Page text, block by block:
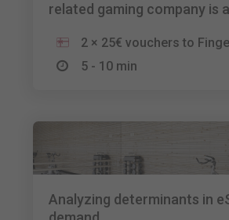
related gaming company is
2 × 25€ vouchers to
5 - 10 min
Analyzing determinants in